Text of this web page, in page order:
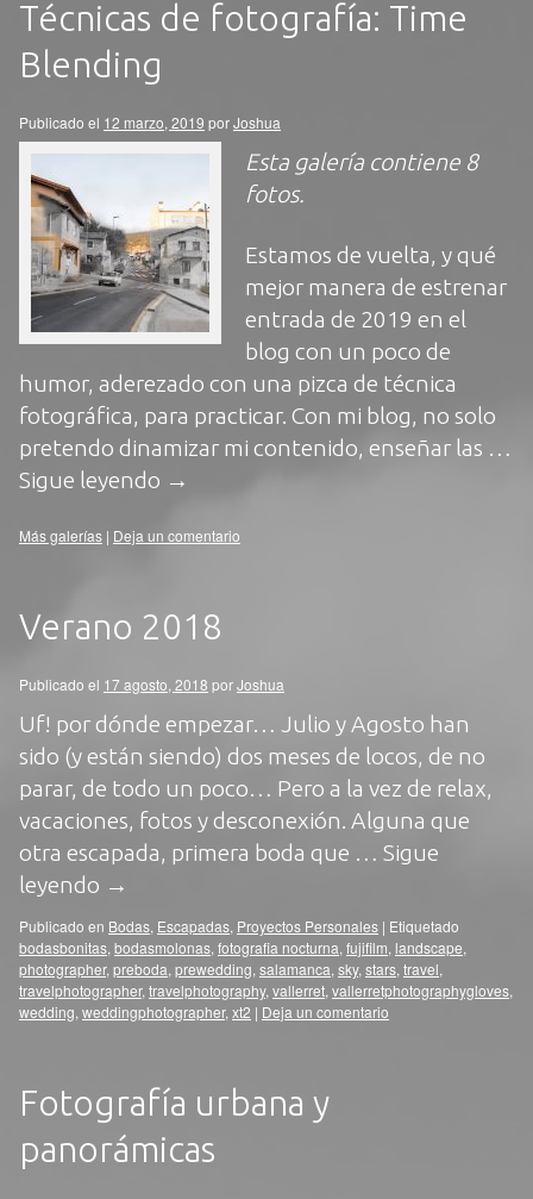
Técnicas de fotografía: Time
Blending
Publicado el 12 marzo, 2019 porJoshua
Esta galería contiene 8
fotos.
Estamos de vuelta, y qué
mejor manera de estrenar
entrada de 2019 en el
blog con un poco de
humor, aderezado con una pizca de técnica
fotográfica, para practicar. Con mi blog, no solo
pretendo dinamizar mi contenido, enseñar las …
Sigue leyendo →
Más galerías | Deja un comentario
Verano 2018
Publicado el 17 agosto, 2018 porJoshua
Uf! por dónde empezar… Julio y Agosto han
sido (y están siendo) dos meses de locos, de no
parar, de todo un poco… Pero a la vez de relax,
vacaciones, fotos y desconexión. Alguna que
otra escapada, primera boda que … Sigue
leyendo →
Publicado en Bodas, Escapadas, Proyectos Personales | Etiquetado
bodasbonitas, bodasmolonas, fotografia nocturna, fujifilm, landscape,
photographer, preboda, prewedding, salamanca, sky, stars, travel,
travelphotographer, travelphotography, vallerret, vallerretphotographygloves,
wedding, weddingphotographer, xt2 | Deja un comentario
Fotografía urbana y
panorámicas